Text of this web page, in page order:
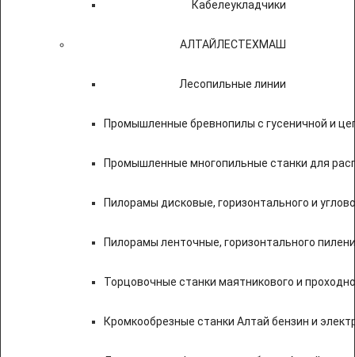
Кабелеукладчики
АЛТАЙЛЕСТЕХМАШ
Лесопильные линии
Промышленные бревнопилы с гусеничной и
Промышленные многопильные станки для
Пилорамы дисковые, горизонтального и
Пилорамы ленточные, горизонтального
Торцовочные станки маятникового и
Кромкообрезные станки Алтай бензин и